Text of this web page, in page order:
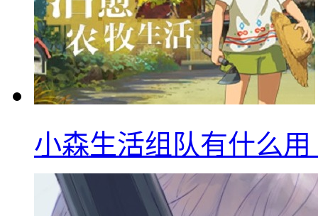
小森生活组队有什么